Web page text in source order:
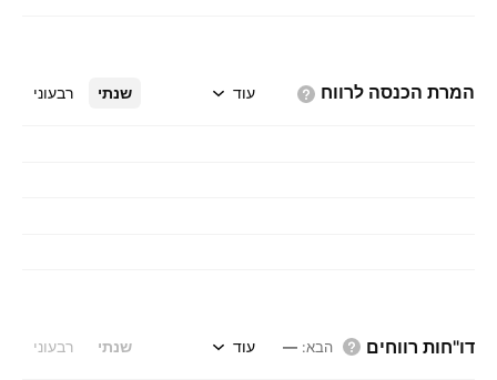
המרת הכנסה לרווח שנתי רבעוני עוד
דו"חות רווחים הבא:
— שנתי רבעוני עוד